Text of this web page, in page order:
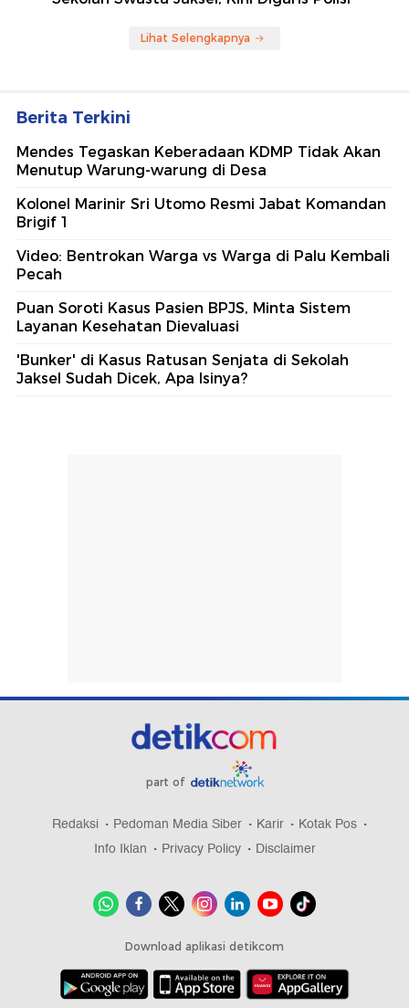
Lihat Selengkapnya
Berita Terkini
Mendes Tegaskan Keberadaan KDMP Tidak Akan
Menutup Warung-warung di Desa
Kolonel Marinir Sri Utomo Resmi Jabat Komandan
Brigif 1
Video: Bentrokan Warga vs Warga di Palu Kembali
Pecah
Puan Soroti Kasus Pasien BPJS, Minta Sistem
Layanan Kesehatan Dievaluasi
'Bunker' di Kasus Ratusan Senjata di Sekolah
Jaksel Sudah Dicek, Apa Isinya?
part of
Redaksi Pedoman Media Siber Karir
Kotak Pos
Info Iklan
Privacy Policy Disclaimer
Download aplikasi detikcom